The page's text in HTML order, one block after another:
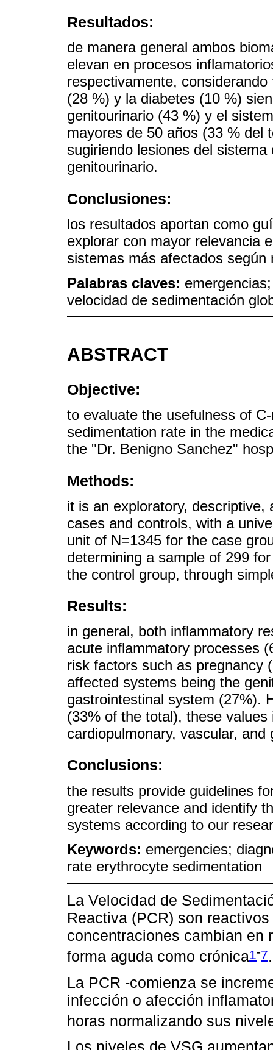
Resultados:
de manera general ambos
elevan en procesos
respectivamente,
(28 %) y la diabetes (10 %)
genitourinario (43 %) y el
mayores de 50 años (33 % del
sugiriendo lesiones del
genitourinario.
Conclusiones:
los resultados aportan como
explorar con mayor relevancia
sistemas más afectados según
Palabras claves:
velocidad de sedimentación
ABSTRACT
Objective:
to evaluate the usefulness of
sedimentation rate in the
the "Dr. Benigno Sanchez"
Methods:
it is an exploratory,
cases and controls, with a
unit of N=1345 for the case
determining a sample of 299
the control group, through
Results:
in general, both inflammatory
acute inflammatory processes
risk factors such as pregnancy
affected systems being the
gastrointestinal system (27%).
(33% of the total), these
cardiopulmonary, vascular,
Conclusions:
the results provide guidelines
greater relevance and identify
systems according to our
Keywords: emergencies;
rate erythrocyte sedimentation
La Velocidad de
Reactiva (PCR) son
concentraciones cambian en
forma aguda como crónica1 -7.
La PCR -comienza se
infección o afección
horas normalizando sus
Los niveles de VSG